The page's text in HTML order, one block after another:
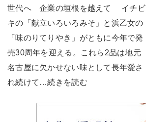
世代へ 企業の垣根を越えて イチビ
キの「献立いろいろみそ」と浜乙女の
「味のりてりやき」がともに今年で発
売30周年を迎える。これら2品は地元
名古屋に欠かせない味として長年愛さ
れ続けて…続きを読む